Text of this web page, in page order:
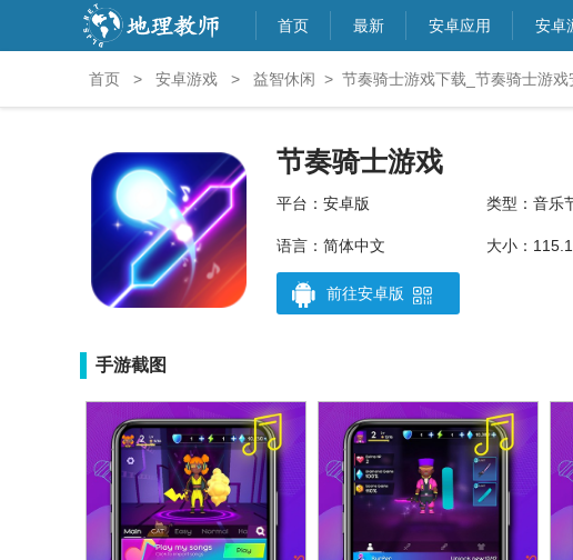
首页 最新 安卓应用 安卓
首页 > 安卓游戏 > 益智休闲 > 节奏骑士游戏下载_节奏骑士游戏
节奏骑士游戏
平台：安卓版 类型：音乐
语言：简体中文 大小：
前往安卓版
手游截图